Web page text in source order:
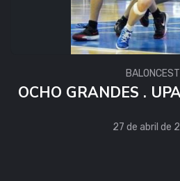
OCHO GRANDES .
27 de abril de